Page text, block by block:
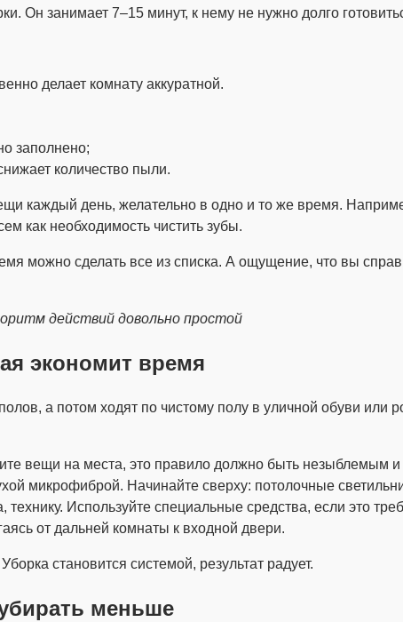
Он занимает 7–15 минут, к нему не нужно долго
делает комнату аккуратной.
заполнено;
количество пыли.
каждый день, желательно в одно и то же время.
как необходимость чистить зубы.
можно сделать все из списка. А ощущение, что вы
действий довольно простой
экономит время
а потом ходят по чистому полу в уличной обуви или
вещи на места, это правило должно быть незыблемым и
микрофиброй. Начинайте сверху: потолочные
Используйте специальные средства, если это
от дальней комнаты к входной двери.
становится системой, результат радует.
меньше